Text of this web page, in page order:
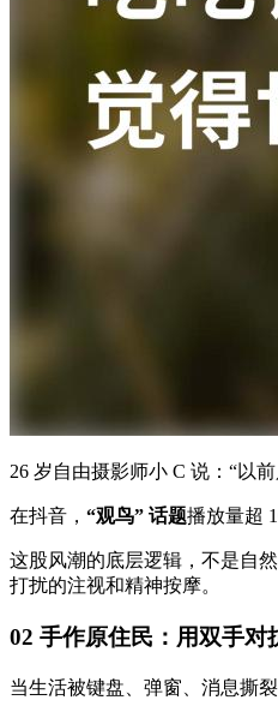
26 岁自由摄影师小 C 说：“以
在抖音， “观鸟” 话题播放量超
这股风潮的底层逻辑，不是自
打扰的注视和精神按摩。
02 手作原住民：用双手对
当生活被键盘、弹窗、消息撕